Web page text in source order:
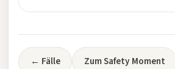
← Fälle Zum Safety Moment